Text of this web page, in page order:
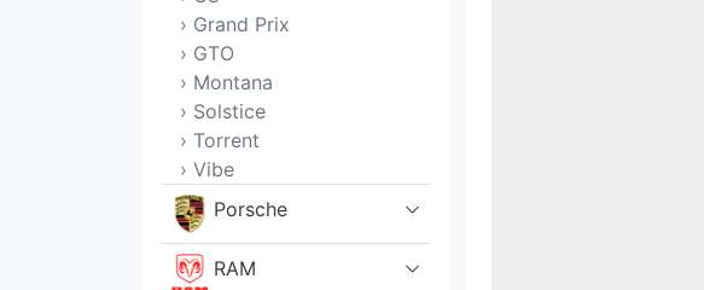
› Grand Prix
› GTO
› Montana
› Solstice
› Torrent
› Vibe
Porsche
RAM